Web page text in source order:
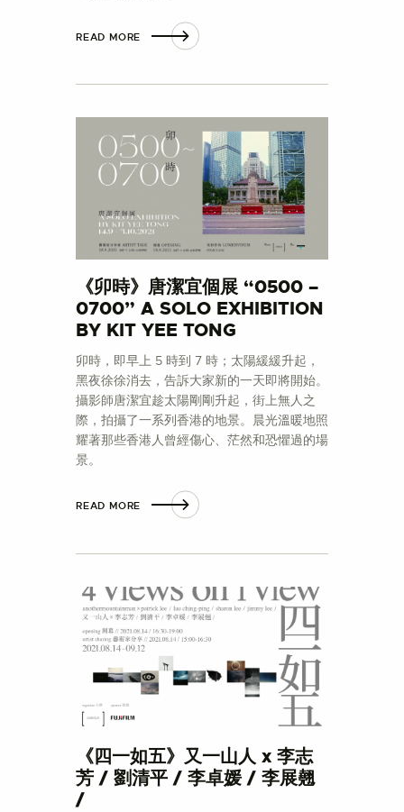
READ MORE
《卯時》唐潔宜個展 “0500 –
0700” A SOLO EXHIBITION
BY KIT YEE TONG
卯時，即早上 5 時到 7 時；太陽緩緩升起，
黑夜徐徐消去，告訴大家新的一天即將開始。
攝影師唐潔宜趁太陽剛剛升起，街上無人之
際，拍攝了一系列香港的地景。晨光溫暖地照
耀著那些香港人曾經傷心、茫然和恐懼過的場
景。
READ MORE
《四一如五》又一山人 x 李志
芳 / 劉清平 / 李卓媛 / 李展翹
/